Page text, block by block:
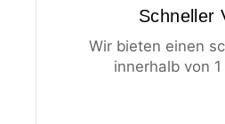
Schneller
Wir bieten einen
innerhalb von